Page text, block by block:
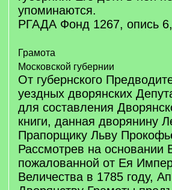
упоминаются.
РГАДА Фонд 1267, опись
Грамота
Московской губернии
От губернского
уездных дворянских
для составления
книги, данная дворянину
Прапорщику Льву
Рассмотрев на основании
пожалованной от Ея
Величества в 1785 году,